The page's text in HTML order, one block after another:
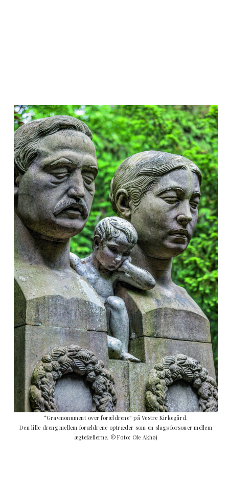
“Gravmonument over forældrene” på Vestre Kirkegård.
Den lille dreng mellem forældrene optræder som en slags forsoner mellem
ægtefællerne. © Foto: Ole Akhøj